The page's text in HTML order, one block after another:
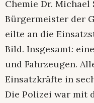
Chemie Dr. Michael
Bürgermeister der
eilte an die
Bild. Insgesamt:
und Fahrzeugen.
Einsatzkräfte in
Die Polizei war mit